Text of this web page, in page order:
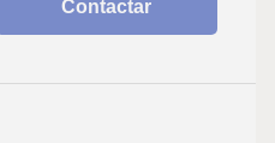
Contactar